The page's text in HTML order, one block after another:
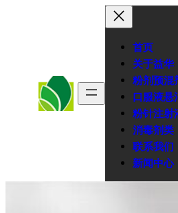
首页
关于益华
粉剂预混
口服液悬
粉针注射
消毒剂类
联系我们
新闻中心